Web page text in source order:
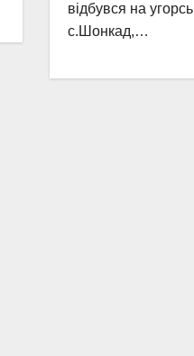
відбувся на
с.Шонкад,…